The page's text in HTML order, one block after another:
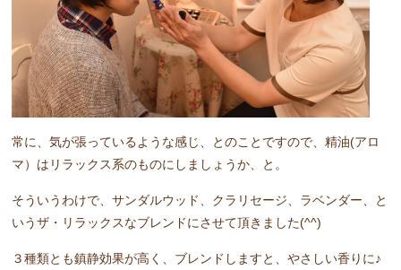
常に、気が張っているような感じ、とのことですので、精油(アロ
マ）はリラックス系のものにしましょうか、と。
そういうわけで、サンダルウッド、クラリセージ、ラベンダー、と
いうザ・リラックスなブレンドにさせて頂きました(^^)
３種類とも鎮静効果が高く、ブレンドしますと、やさしい香りに♪